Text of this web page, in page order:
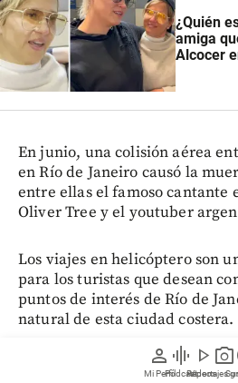
person
Mi Perfil
graphic_eq
Pódcast
play_arrow
Videos
photo_camera
Reportajes
¿Quién
amiga
Alcocer
En junio, una colisión aérea
en Río de Janeiro causó la
entre ellas el famoso cantante
Oliver Tree y el youtuber
Los viajes en helicóptero son
para los turistas que desean
puntos de interés de Río de
natural de esta ciudad costera.